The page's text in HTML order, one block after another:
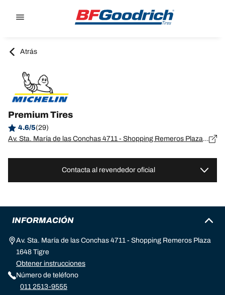
Atrás
Premium Tires
4.6/5(29)
Av. Sta. María de las Conchas 4711 - Shopping Remeros Plaza 1648 Tigre
Contacta al revendedor oficial
INFORMACIÓN
Av. Sta. María de las Conchas 4711 - Shopping Remeros Plaza
1648 Tigre
Obtener instrucciones
Número de teléfono
011 2513-9555